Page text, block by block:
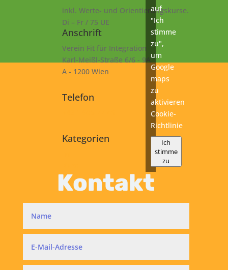
inkl. Werte- und Orientierungskurse.
Di – Fr / 75 UE
Anschrift
Verein Fit für Integration
Karl-Meißl-Straße 6/6 - 9A
A - 1200 Wien
Telefon
Kategorien
auf
"Ich
stimme
zu",
um
Google
maps
zu
aktivieren
Cookie-
Richtlinie
Ich
stimme
zu
Kontakt